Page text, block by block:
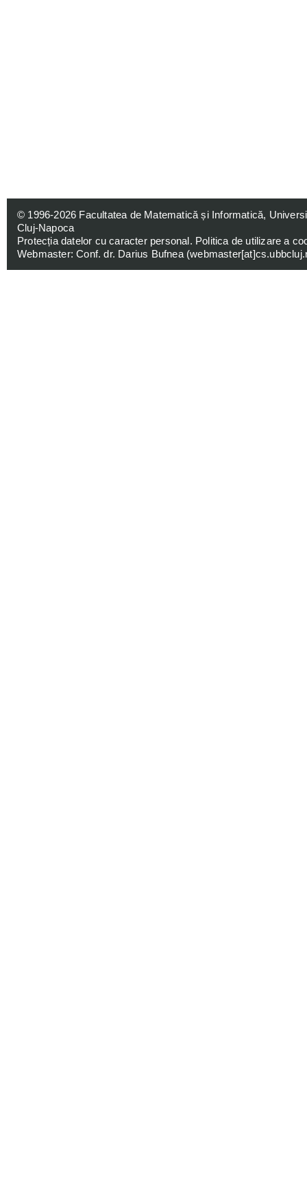
© 1996-2026 Facultatea de Matematică și Informatică,
Cluj-Napoca
Protecția datelor cu caracter personal. Politica de utilizare a
Webmaster: Conf. dr. Darius Bufnea (